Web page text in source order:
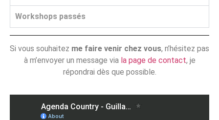
Workshops passés
Si vous souhaitez me faire venir chez vous, n’hésitez pas
à m’envoyer un message via la page de contact, je
répondrai dès que possible.